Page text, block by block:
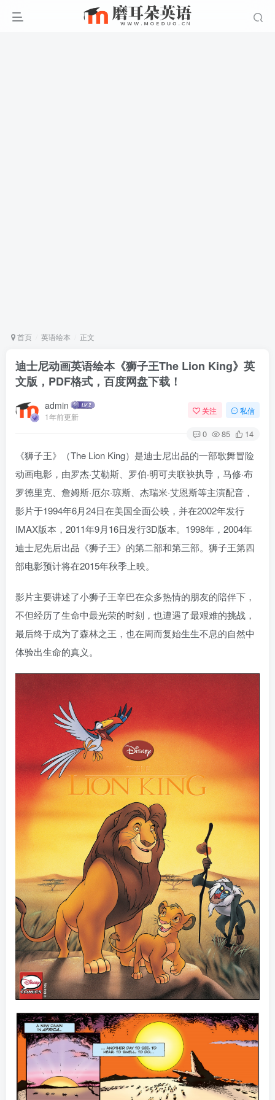
首页 英语绘本 正文
迪士尼动画英语绘本《狮子王The Lion King》英
文版，PDF格式，百度网盘下载！
admin
1年前更新
关注 私信
0 85 14
《狮子王》（The Lion King）是迪士尼出品的一部歌舞冒险
动画电影，由罗杰·艾勒斯、罗伯·明可夫联袂执导，马修·布
罗德里克、詹姆斯·厄尔·琼斯、杰瑞米·艾恩斯等主演配音，
影片于1994年6月24日在美国全面公映，并在2002年发行
IMAX版本，2011年9月16日发行3D版本。1998年，2004年
迪士尼先后出品《狮子王》的第二部和第三部。狮子王第四
部电影预计将在2015年秋季上映。
影片主要讲述了小狮子王辛巴在众多热情的朋友的陪伴下，
不但经历了生命中最光荣的时刻，也遭遇了最艰难的挑战，
最后终于成为了森林之王，也在周而复始生生不息的自然中
体验出生命的真义。